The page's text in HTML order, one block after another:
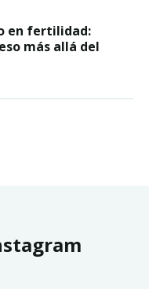
en fertilidad:
más allá del